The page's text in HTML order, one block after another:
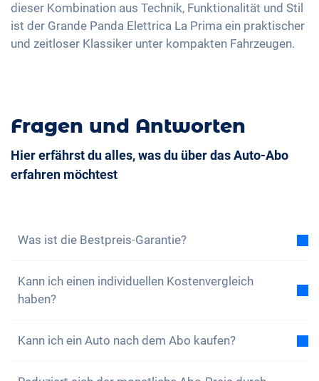
dieser Kombination aus Technik, Funktionalität und Stil
ist der Grande Panda Elettrica La Prima ein praktischer
und zeitloser Klassiker unter kompakten Fahrzeugen.
Fragen und Antworten
Hier erfährst du alles, was du über das Auto-Abo
erfahren möchtest
Was ist die Bestpreis-Garantie?
die Gesamtkosten des Auto-Abos tiefer sind als die
Gesamtkosten eines Leasing bei gleichen
Leasingofferte, dann profitierst du von einer
Kann ich einen individuellen Kostenvergleich
haben?
beispielhaften Gesamtkostenvergleich zwischen
Kann ich ein Auto nach dem Abo kaufen?